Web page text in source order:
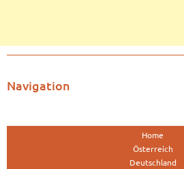
Navigation
Home
Österreich
Deutschland